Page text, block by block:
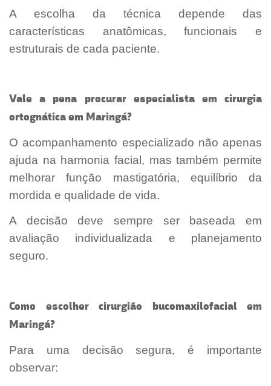
A escolha da técnica depende das
características anatômicas, funcionais e
estruturais de cada paciente.
Vale a pena procurar especialista em cirurgia
ortognática em Maringá?
O acompanhamento especializado não apenas
ajuda na harmonia facial, mas também permite
melhorar função mastigatória, equilíbrio da
mordida e qualidade de vida.
A decisão deve sempre ser baseada em
avaliação individualizada e planejamento
seguro.
Como escolher cirurgião bucomaxilofacial em
Maringá?
Para uma decisão segura, é importante
observar: